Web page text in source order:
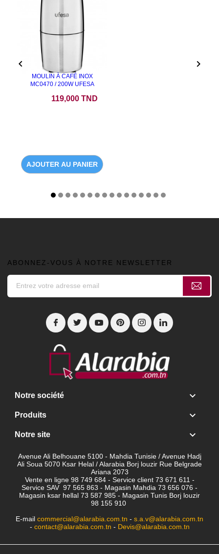
MOULIN À CAFÉ INOX
MC0470 / 200W UFESA
119,000 TND
AJOUTER AU PANIER
 
ABONNEZ-VOUS À NOTRE NEWSLETTER
Notre société 
Produits 
Notre site 
Avenue Ali Belhouane 5100 - Mahdia Tunisie / Avenue Hadj
Ali Soua 5070 Ksar Helal / Alarabia Borj louzir Rue Belgrade
Ariana 2073
Vente en ligne 98 749 684 - Service client 73 671 611 -
Service SAV 97 565 863 - Magasin Mahdia 73 656 076 -
Magasin ksar hellal 73 587 985 - Magasin Tunis Borj louzir
98 155 910
E-mail commercial@alarabia.com.tn - s.a.v@alarabia.com.tn
- contact@alarabia.com.tn - Devis@alarabia.com.tn